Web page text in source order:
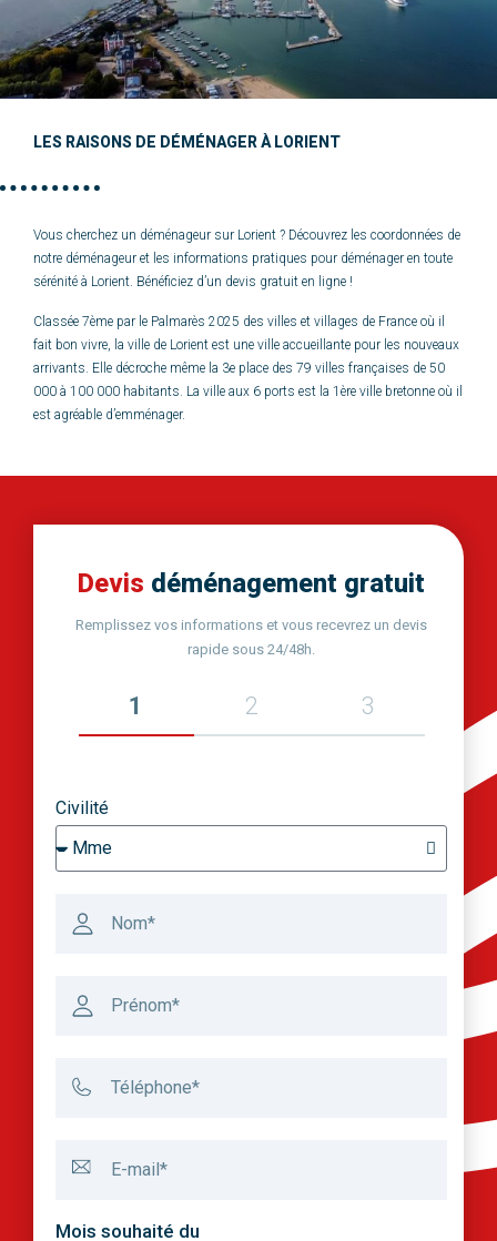
LES RAISONS DE DÉMÉNAGER À LORIENT
Vous cherchez un déménageur sur Lorient ? Découvrez les coordonnées de
notre déménageur et les informations pratiques pour déménager en toute
sérénité à Lorient. Bénéficiez d’un devis gratuit en ligne !
Classée 7ème par le Palmarès 2025 des villes et villages de France où il
fait bon vivre, la ville de Lorient est une ville accueillante pour les nouveaux
arrivants. Elle décroche même la 3e place des 79 villes françaises de 50
000 à 100 000 habitants. La ville aux 6 ports est la 1ère ville bretonne où il
est agréable d’emménager.
Devis déménagement gratuit
Remplissez vos informations et vous recevrez un devis
rapide sous 24/48h.
1 2 3
Civilité
Mois souhaité du